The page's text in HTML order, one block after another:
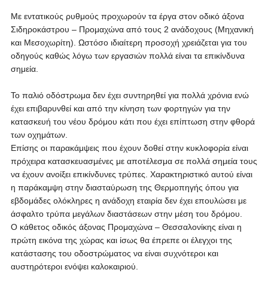
Με εντατικούς ρυθμούς προχωρούν τα έργα στον οδικό άξονα
Σιδηροκάστρου – Προμαχώνα από τους 2 ανάδοχους (Μηχανική
και Μεσοχωρίτη). Ωστόσο ιδιαίτερη προσοχή χρειάζεται για του
οδηγούς καθώς λόγω των εργασιών πολλά είναι τα επικίνδυνα
σημεία.
Το παλιό οδόστρωμα δεν έχει συντηρηθεί για πολλά χρόνια ενώ
έχει επιβαρυνθεί και από την κίνηση των φορτηγών για την
κατασκευή του νέου δρόμου κάτι που έχει επίπτωση στην φθορά
των οχημάτων.
Επίσης οι παρακάμψεις που έχουν δοθεί στην κυκλοφορία είναι
πρόχειρα κατασκευασμένες με αποτέλεσμα σε πολλά σημεία τους
να έχουν ανοίξει επικίνδυνες τρύπες. Χαρακτηριστικό αυτού είναι
η παράκαμψη στην διασταύρωση της Θερμοπηγής όπου για
εβδομάδες ολόκληρες η ανάδοχη εταιρία δεν έχει επουλώσει με
άσφαλτο τρύπα μεγάλων διαστάσεων στην μέση του δρόμου.
Ο κάθετος οδικός άξονας Προμαχώνα – Θεσσαλονίκης είναι η
πρώτη εικόνα της χώρας και ίσως θα έπρεπε οι έλεγχοι της
κατάστασης του οδοστρώματος να είναι συχνότεροι και
αυστηρότεροι ενόψει καλοκαιριού.